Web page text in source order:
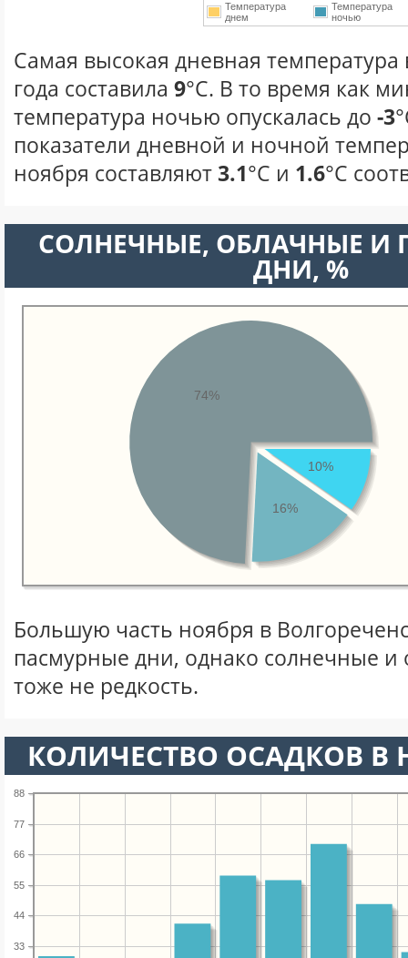
Температура
днем
Температура
ночью
Самая высокая дневная температура
года составила 9°С. В то время как
температура ночью опускалась до -3
показатели дневной и ночной
ноября составляют3.1°С и 1.6°С
CОЛНЕЧНЫЕ, ОБЛАЧНЫЕ И
ДНИ, %
10%
16%
74%
Большую часть ноября в
пасмурные дни, однако солнечные
тоже не редкость.
КОЛИЧЕСТВО ОСАДКОВ В
33
44
55
66
77
88